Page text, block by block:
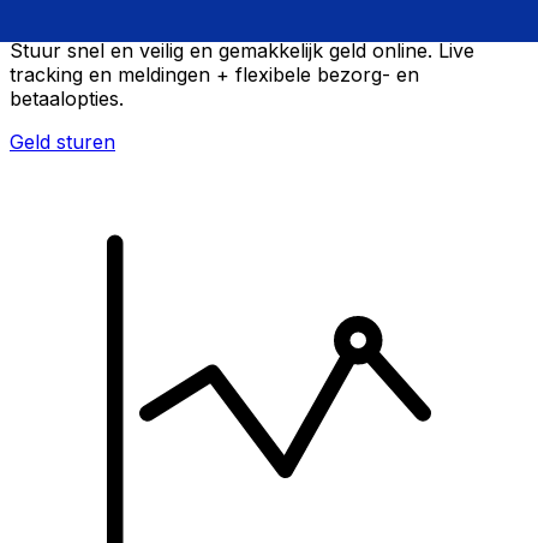
Stuur snel en veilig en gemakkelijk geld online. Live
tracking en meldingen + flexibele bezorg- en
betaalopties.
Geld sturen